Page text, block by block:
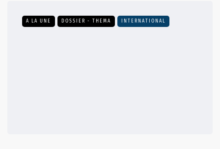
A LA UNE DOSSIER - THEMA INTERNATIONAL